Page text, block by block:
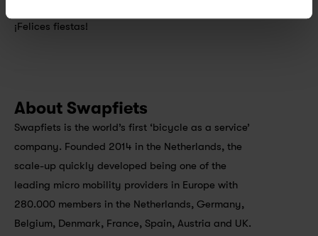
¡Felices fiestas!
About Swapfiets
Swapfiets is the world’s first ‘bicycle as a service’
company. Founded 2014 in the Netherlands, the
scale-up quickly developed being one of the
leading micro mobility providers in Europe with
280.000 members in the Netherlands, Germany,
Belgium, Denmark, France, Spain, Austria and UK.